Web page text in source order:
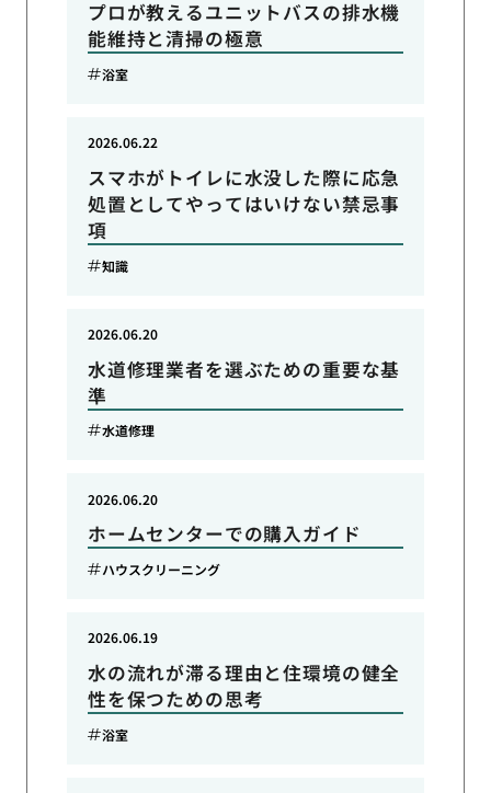
プロが教えるユニットバスの排水機
能維持と清掃の極意
浴室
スマホがトイレに水没した際に応急
処置としてやってはいけない禁忌事
項
2026.06.22
知識
水道修理業者を選ぶための重要な基
準
2026.06.20
水道修理
ホームセンターでの購入ガイド
2026.06.20
ハウスクリーニング
水の流れが滞る理由と住環境の健全
性を保つための思考
2026.06.19
浴室